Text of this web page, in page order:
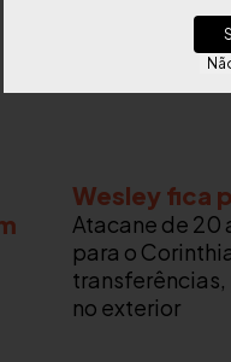
Wesley fica
Atacane de 20
para o
no exterior